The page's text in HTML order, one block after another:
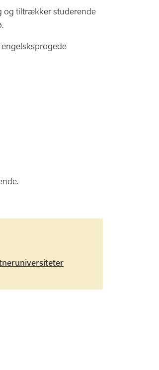
og tiltrækker studerende